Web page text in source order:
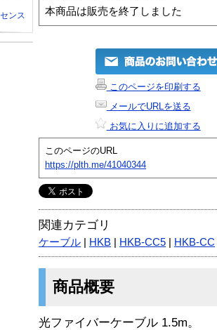
本商品は販売を終了しました
このページを印刷する
メールでURLを送る
お気に入りに追加する
このページのURL
https://plth.me/41040344
関連カテゴリ
ケーブル HKB HKB-CC5 HKB-CC
商品概要
光ファイバーケーブル 1.5m。
ンス